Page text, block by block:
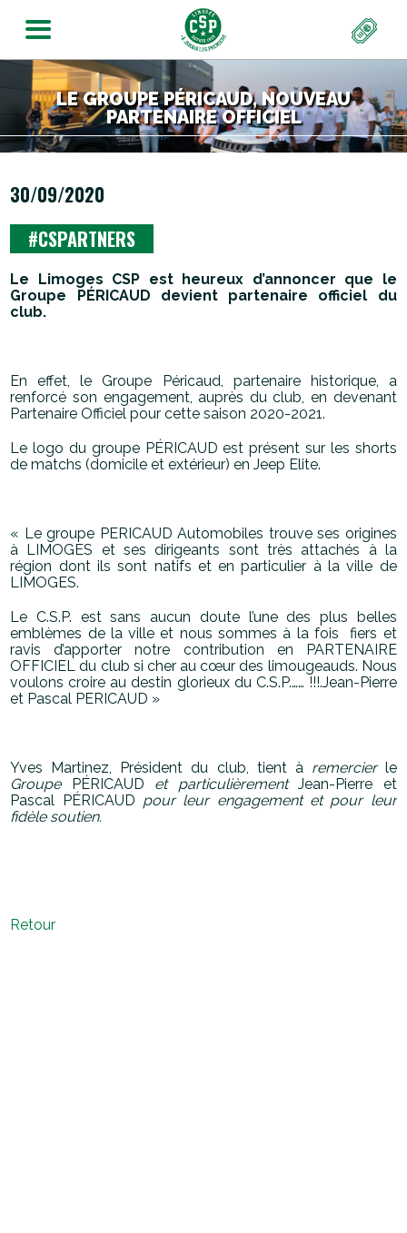
LE GROUPE PÉRICAUD, NOUVEAU
PARTENAIRE OFFICIEL
30/09/2020
#CSPARTNERS
Le Limoges CSP est heureux d’annoncer que le
Groupe PÉRICAUD devient partenaire officiel du
club.
En effet, le Groupe Péricaud, partenaire historique, a
renforcé son engagement, auprès du club, en devenant
Partenaire Officiel pour cette saison 2020-2021.
Le logo du groupe PÉRICAUD est présent sur les shorts
de matchs (domicile et extérieur) en Jeep Elite.
« Le groupe PERICAUD Automobiles trouve ses origines
à LIMOGES et ses dirigeants sont très attachés à la
région dont ils sont natifs et en particulier à la ville de
LIMOGES.
Le C.S.P. est sans aucun doute l’une des plus belles
emblèmes de la ville et nous sommes à la fois fiers et
ravis d’apporter notre contribution en PARTENAIRE
OFFICIEL du club si cher au cœur des limougeauds. Nous
voulons croire au destin glorieux du C.S.P.…… !!!.Jean-Pierre
et Pascal PERICAUD »
Yves Martinez, Président du club, tient à remercier le
Groupe PÉRICAUD et particulièrementJean-Pierre et
Pascal PÉRICAUD pour leur engagement et pour leur
fidèle soutien.
Retour